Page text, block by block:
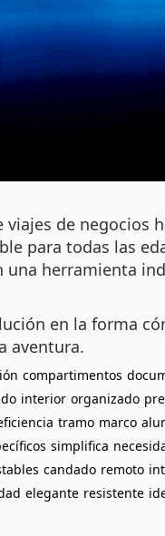
de negocios
para todas las
herramienta
en la forma
aventura.
compartimentos
interior organizado
tramo marco
simplifica
candado remoto
elegante resistente